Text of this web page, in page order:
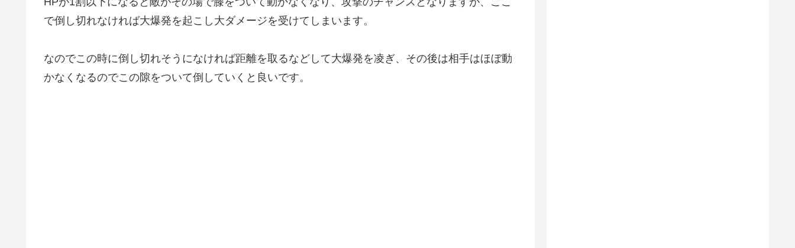
で倒し切れなければ大爆発を起こし大ダメージを受けてしまいます。
なのでこの時に倒し切れそうになければ距離を取るなどして大爆発を凌ぎ、その後は相手はほぼ動
かなくなるのでこの隙をついて倒していくと良いです。